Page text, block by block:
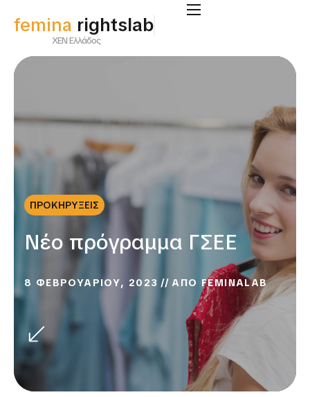
femina rightslab
ΧΕΝ Ελλάδος
ΠΡΟΚΗΡΥΞΕΙΣ
Νέο πρόγραμμα ΓΣΕΕ
8 ΦΕΒΡΟΥΑΡΙΟΥ, 2023 ΑΠΟ FEMINALAB